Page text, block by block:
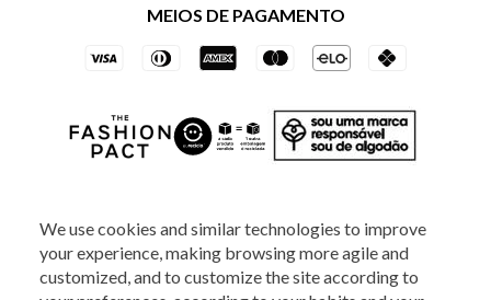
We use cookies and similar technologies to improve
your experience, making browsing more agile and
customized, and to customize the site according to
Trocas e Devoluções
Vai de Visa
Azul Fidelidade
MEIOS DE PAGAMENTO